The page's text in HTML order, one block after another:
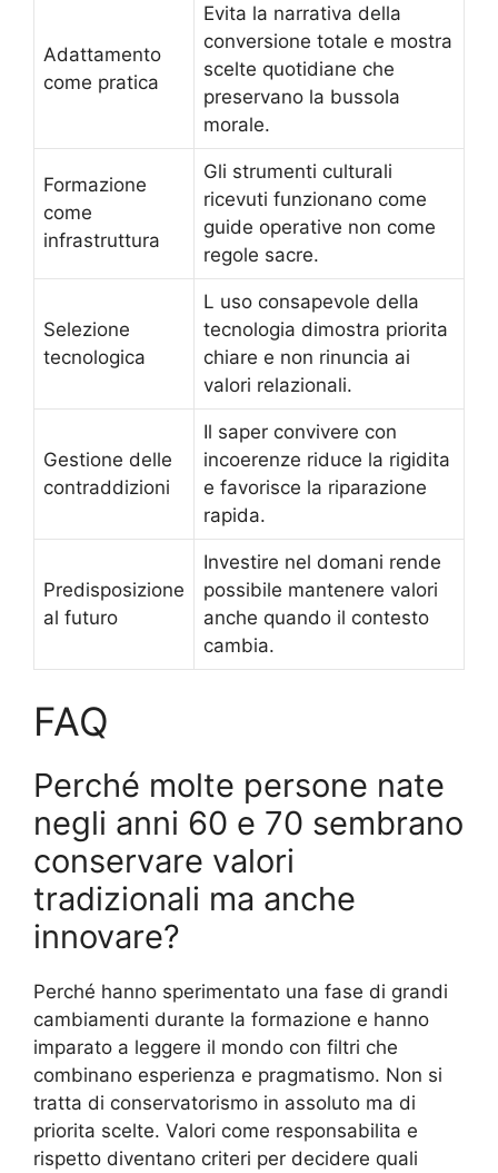
Adattamento
come pratica
Evita la narrativa della
conversione totale e mostra
scelte quotidiane che
preservano la bussola
morale.
Formazione
come
infrastruttura
Gli strumenti culturali
ricevuti funzionano come
guide operative non come
regole sacre.
Selezione
tecnologica
L uso consapevole della
tecnologia dimostra priorita
chiare e non rinuncia ai
valori relazionali.
Gestione delle
contraddizioni
Il saper convivere con
incoerenze riduce la rigidita
e favorisce la riparazione
rapida.
Predisposizione
al futuro
Investire nel domani rende
possibile mantenere valori
anche quando il contesto
cambia.
FAQ
Perché molte persone nate
negli anni 60 e 70 sembrano
conservare valori
tradizionali ma anche
innovare?
Perché hanno sperimentato una fase di grandi
cambiamenti durante la formazione e hanno
imparato a leggere il mondo con filtri che
combinano esperienza e pragmatismo. Non si
tratta di conservatorismo in assoluto ma di
priorita scelte. Valori come responsabilita e
rispetto diventano criteri per decidere quali